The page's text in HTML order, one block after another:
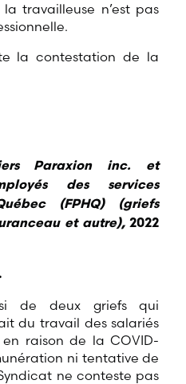
travailleuse n’est pas
la contestation de la
Paraxion inc. et
des services
(FPHQ) (griefs
et autre),2022
de deux griefs qui
du travail des salariés
en raison de la COVID-
ni tentative de
ne conteste pas